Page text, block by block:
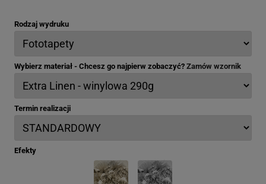
Rodzaj wydruku
Wybierz materiał - Chcesz go najpierw zobaczyć? Zamów wzornik
Termin realizacji
Efekty